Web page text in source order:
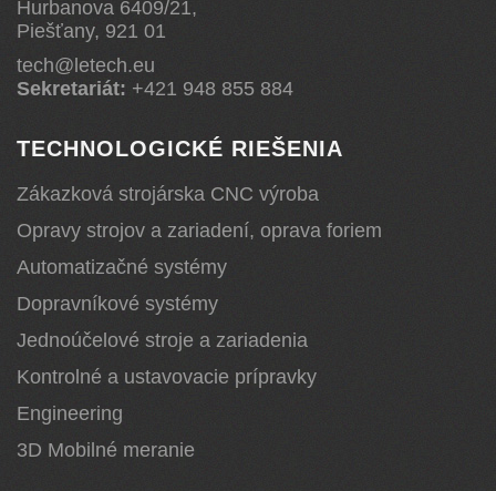
Hurbanova 6409/21,
Piešťany, 921 01
tech@letech.eu
Sekretariát: +421 948 855 884
TECHNOLOGICKÉ RIEŠENIA
Zákazková strojárska CNC výroba
Opravy strojov a zariadení, oprava foriem
Automatizačné systémy
Dopravníkové systémy
Jednoúčelové stroje a zariadenia
Kontrolné a ustavovacie prípravky
Engineering
3D Mobilné meranie